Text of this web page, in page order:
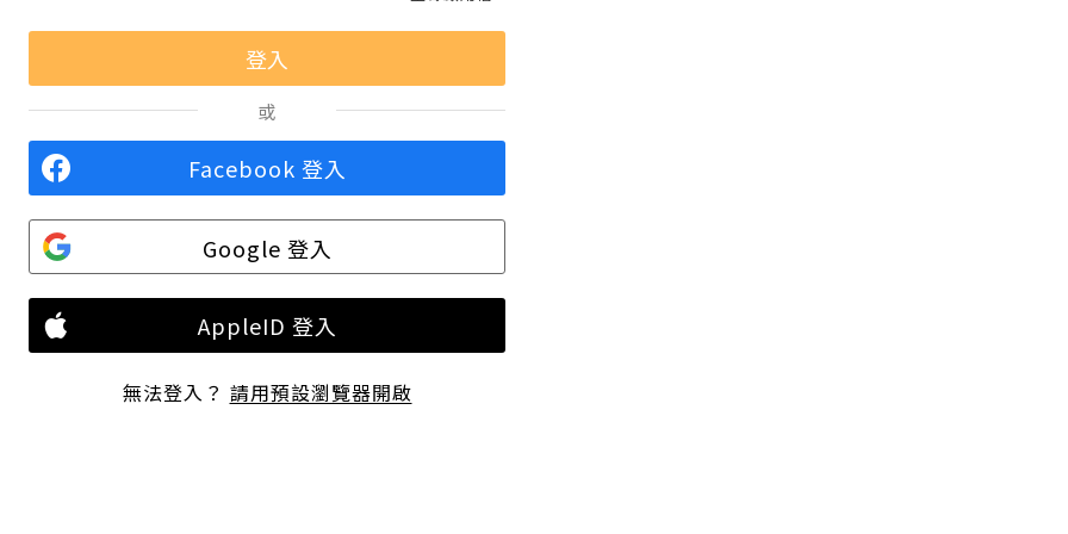
或
Facebook 登入
Google 登入
AppleID 登入
無法登入？ 請用預設瀏覽器開啟